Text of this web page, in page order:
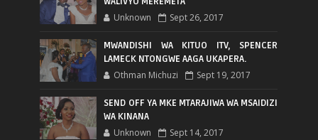
Unknown Sept 26, 2017
MWANDISHI WA KITUO ITV, SPENCER
LAMECK NTONGWE AAGA UKAPERA.
Othman Michuzi Sept 19, 2017
SEND OFF YA MKE MTARAJIWA WA MSAIDIZI
WA KINANA
Unknown Sept 14, 2017